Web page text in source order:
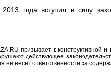
года вступил в силу
призывает к конструктивной
действующее
не несёт ответственности за